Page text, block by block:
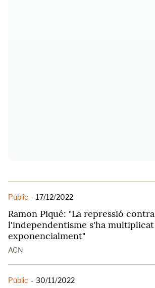
Públic - 17/12/2022
Ramon Piqué: "La repressió contra
l'independentisme s'ha multiplicat
exponencialment"
ACN
Públic - 30/11/2022